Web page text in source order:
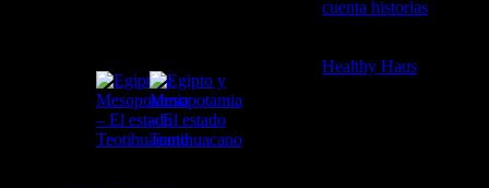
cuenta historias
Healthy Haus